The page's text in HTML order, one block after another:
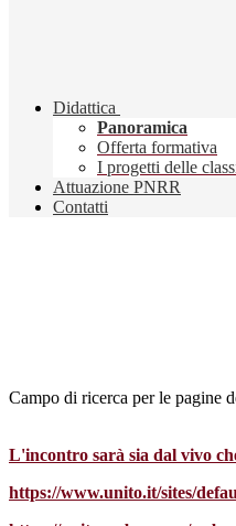
Didattica
Panoramica
Offerta formativa
I progetti delle
Attuazione PNRR
Contatti
Campo di ricerca per le pagine
L'incontro sarà sia dal vivo
https://www.unito.it/sites/